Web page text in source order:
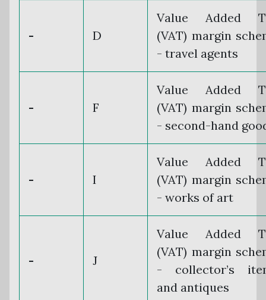
- D
Value Added
(VAT) margin
- travel agents
- F
Value Added
(VAT) margin
- second-hand
- I
Value Added
(VAT) margin
- works of art
- J
Value Added
(VAT) margin
- collector’s
and antiques